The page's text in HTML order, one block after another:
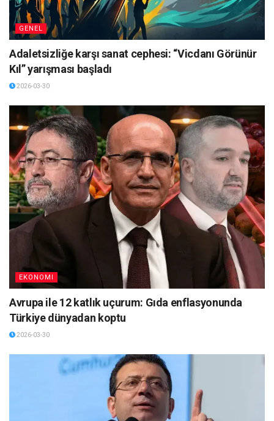
GENEL
Adaletsizliğe karşı sanat cephesi: “Vicdanı Görünür
Kıl” yarışması başladı
2026-03-30
EKONOMI
Avrupa ile 12 katlık uçurum: Gıda enflasyonunda
Türkiye dünyadan koptu
2026-03-30